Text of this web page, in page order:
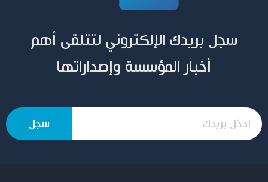
سجل بريدك الإلكتروني لتتلقى أهم
أخبار المؤسسة وإصداراتها